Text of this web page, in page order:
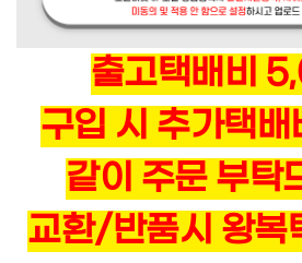
출고택배비
구입 시 추가택
같이 주문 부탁
교환/반품시 왕복